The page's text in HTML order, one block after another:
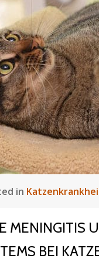
in
MENINGITIS
BEI